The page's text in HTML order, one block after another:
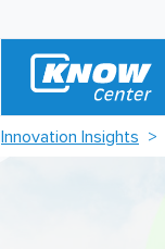
Innovation Insights